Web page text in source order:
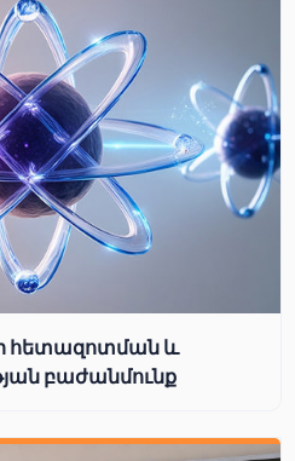
հետազոտման և
բաժանմունք